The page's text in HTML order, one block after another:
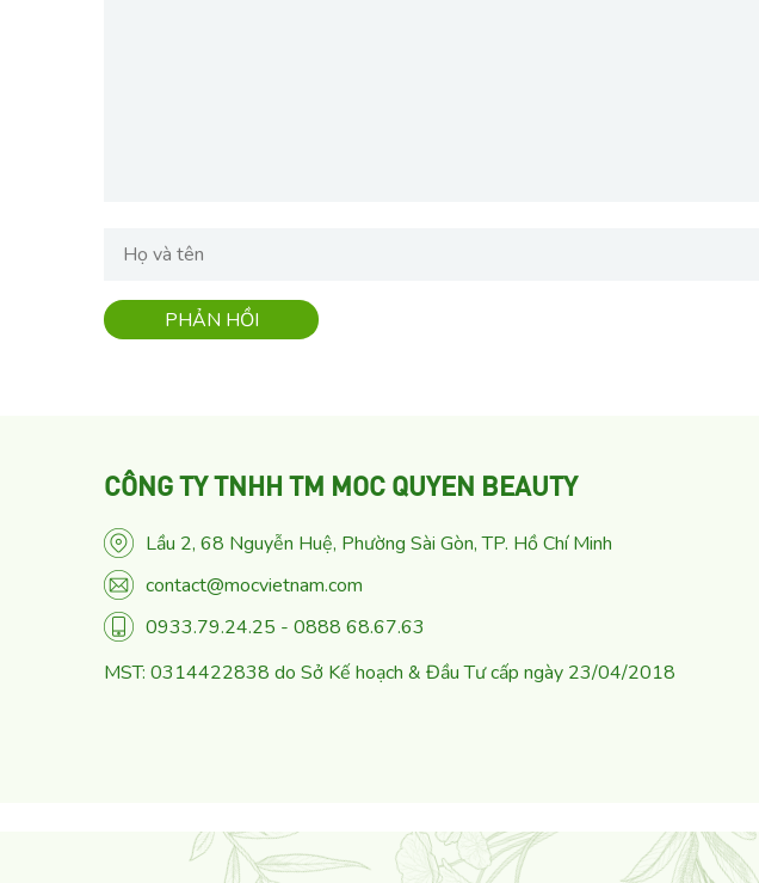
CÔNG TY TNHH TM MOC QUYEN BEAUTY
Lầu 2, 68 Nguyễn Huệ, Phường Sài Gòn, TP. Hồ Chí Minh
contact@mocvietnam.com
0933.79.24.25 - 0888 68.67.63
MST: 0314422838 do Sở Kế hoạch & Đầu Tư cấp ngày 23/04/2018